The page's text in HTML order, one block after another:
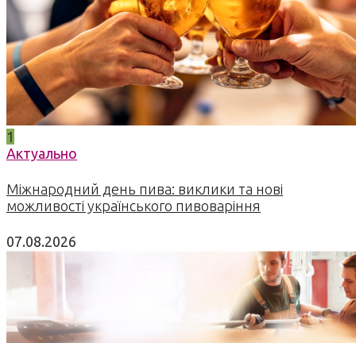
1
Актуально
Міжнародний день пива: виклики та нові
можливості українського пивоваріння
07.08.2026